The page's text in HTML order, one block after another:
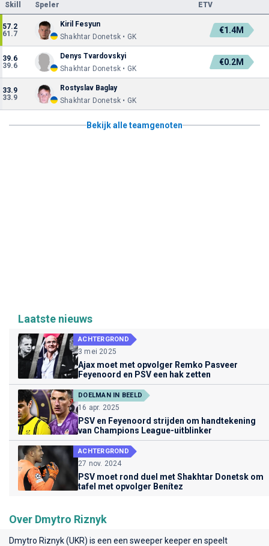
Skill Speler ETV
57.2
61.7
Kiril Fesyun
Shakhtar Donetsk • GK
€1.4M
39.6
39.6
Denys Tvardovskyi
Shakhtar Donetsk • GK
€0.2M
33.9
33.9
Rostyslav Baglay
Shakhtar Donetsk • GK
Bekijk alle teamgenoten
Laatste nieuws
ACHTERGROND
3 mei 2025
Ajax moet met opvolger Remko Pasveer
Feyenoord en PSV een hak zetten
DOELMAN IN BEELD
16 apr. 2025
PSV en Feyenoord strijden om handtekening
van Champions League-uitblinker
ACHTERGROND
27 nov. 2024
PSV moet rond duel met Shakhtar Donetsk om
tafel met opvolger Benítez
Over Dmytro Riznyk
Dmytro Riznyk (UKR) is een een sweeper keeper en speelt